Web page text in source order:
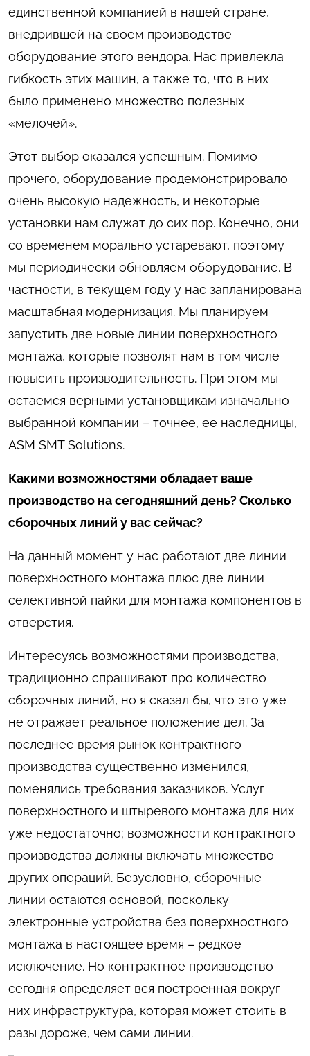
единственной компанией в нашей стране,
внедрившей на своем производстве
оборудование этого вендора. Нас привлекла
гибкость этих машин, а также то, что в них
было применено множество полезных
«мелочей».
Этот выбор оказался успешным. Помимо
прочего, оборудование продемонстрировало
очень высокую надежность, и некоторые
установки нам служат до сих пор. Конечно, они
со временем морально устаревают, поэтому
мы периодически обновляем оборудование. В
частности, в текущем году у нас запланирована
масштабная модернизация. Мы планируем
запустить две новые линии поверхностного
монтажа, которые позволят нам в том числе
повысить производительность. При этом мы
остаемся верными установщикам изначально
выбранной компании – точнее, ее наследницы,
ASM SMT Solutions.
Какими возможностями обладает ваше
производство на сегодняшний день? Сколько
сборочных линий у вас сейчас?
На данный момент у нас работают две линии
поверхностного монтажа плюс две линии
селективной пайки для монтажа компонентов в
отверстия.
Интересуясь возможностями производства,
традиционно спрашивают про количество
сборочных линий, но я сказал бы, что это уже
не отражает реальное положение дел. За
последнее время рынок контрактного
производства существенно изменился,
поменялись требования заказчиков. Услуг
поверхностного и штыревого монтажа для них
уже недостаточно; возможности контрактного
производства должны включать множество
других операций. Безусловно, сборочные
линии остаются основой, поскольку
электронные устройства без поверхностного
монтажа в настоящее время – редкое
исключение. Но контрактное производство
сегодня определяет вся построенная вокруг
них инфраструктура, которая может стоить в
разы дороже, чем сами линии.